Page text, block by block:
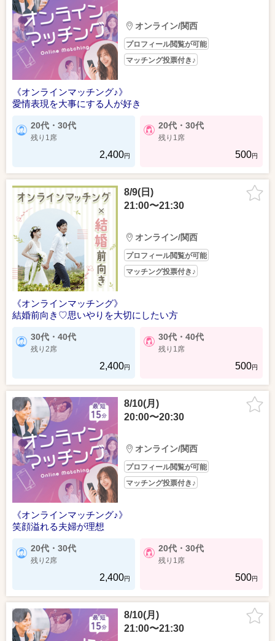
オンライン/関西
プロフィール閲覧が可能
マッチング投票付き♪
《オンラインマッチング♪》
愛情表現を大事にする人が好き
20代・30代
残り1席
2,400円
20代・30代
残り1席
500円
8/9(日)
21:00〜21:30
オンライン/関西
プロフィール閲覧が可能
マッチング投票付き♪
《オンラインマッチング》
結婚前向き♡思いやりを大切にしたい方
30代・40代
残り2席
2,400円
30代・40代
残り1席
500円
8/10(月)
20:00〜20:30
オンライン/関西
プロフィール閲覧が可能
マッチング投票付き♪
《オンラインマッチング♪》
笑顔溢れる夫婦が理想
20代・30代
残り2席
2,400円
20代・30代
残り1席
500円
8/10(月)
21:00〜21:30